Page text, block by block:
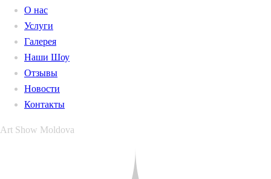
О нас
Услуги
Галерея
Наши Шоу
Отзывы
Новости
Контакты
Art Show Moldova